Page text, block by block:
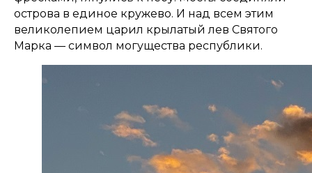
острова в единое кружево. И над всем этим
великолепием царил крылатый лев Святого
Марка — символ могущества республики.